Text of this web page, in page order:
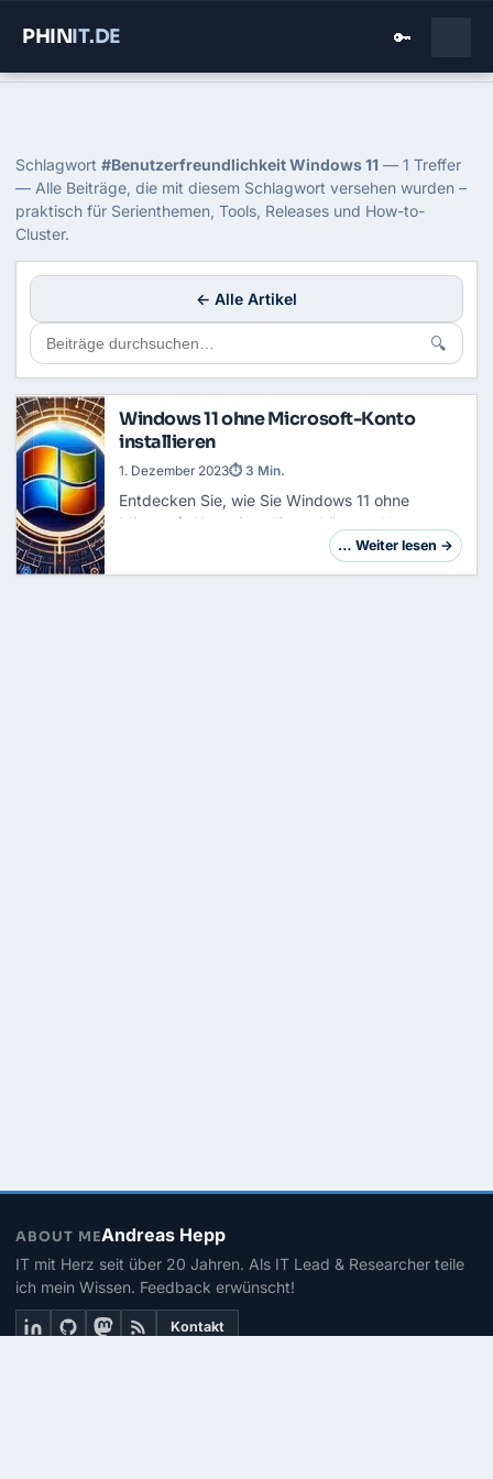
PHINIT.DE 🔑
Tag: Benutzerfreundlichkeit
Schlagwort #Benutzerfreundlichkeit Windows 11 — 1 Treffer
— Alle Beiträge, die mit diesem Schlagwort versehen wurden –
praktisch für Serienthemen, Tools, Releases und How-to-
Cluster.
← Alle Artikel
🔍
Windows 11 ohne Microsoft-Konto
installieren
Entdecken Sie, wie Sie Windows 11 ohne
Microsoft-Konto installieren können. Unser
umfassender Leitfaden erklärt Schritt für
1. Dezember 2023⏱ 3 Min.
… Weiter lesen →
ABOUT MEAndreas Hepp
IT mit Herz seit über 20 Jahren. Als IT Lead & Researcher teile
ich mein Wissen. Feedback erwünscht!
Kontakt